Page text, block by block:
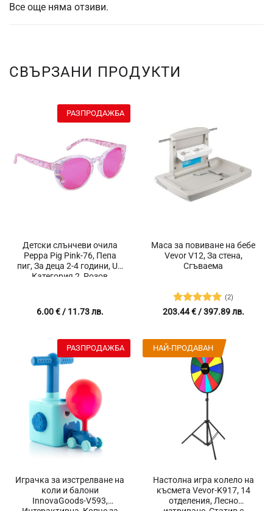
Все още няма отзиви.
СВЪРЗАНИ ПРОДУКТИ
Детски слънчеви очила
Peppa Pig Pink-76, Пепа
пиг, За деца 2-4 години, UV
Категория 2, Розов
6.00€/ 11.73 лв.
РАЗПРОДАЖБА
Маса за повиване на бебе
Vevor V12, За стена,
Сгъваема
Оценено с
(2)
203.44€/ 397.89 лв.
Играчка за изстрелване на
коли и балони
InnovaGoods-V593,
РАЗПРОДАЖБА
Настолна игра колело на
късмета Vevor-K917, 14
отделения, Лесно
НАЙ-ПРОДАВАН